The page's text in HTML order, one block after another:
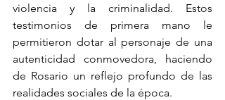
violencia y la criminalidad. Estos
testimonios de primera mano le
permitieron dotar al personaje de una
autenticidad conmovedora, haciendo
de Rosario un reflejo profundo de las
realidades sociales de la época.